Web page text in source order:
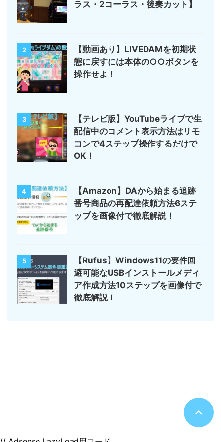
ラス・2コーラス・後奏カット】
2
【動画あり】LIVEDAMを初期状
態に戻すには本体の○○ボタンを
操作せよ！
3
【テレビ版】YouTubeライブで生
配信中のコメント表示方法はリモ
コンで4ステップ操作するだけで
OK！
4
【Amazon】DAから始まる追跡
番号商品の再配達依頼方法6ステ
ップを画像付で徹底解説！
5
【Rufus】Windows11の要件回
避可能なUSBインストールメディ
ア作成方法10ステップを画像付で
徹底解説！